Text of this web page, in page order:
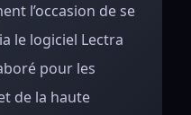
l’occasion de se
le logiciel Lectra
pour les
de la haute